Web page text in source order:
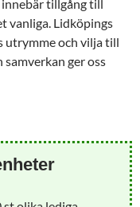
tillgång till
vanliga. Lidköpings
utrymme och vilja till
ger oss